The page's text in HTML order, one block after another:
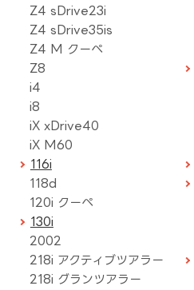
Z4 sDrive23i
Z4 sDrive35is
Z4 M クーペ
Z8
i4
i8
iX xDrive40
iX M60
116i
118d
120i クーペ
130i
2002
218i アクティブツアラー
218i グランツアラー